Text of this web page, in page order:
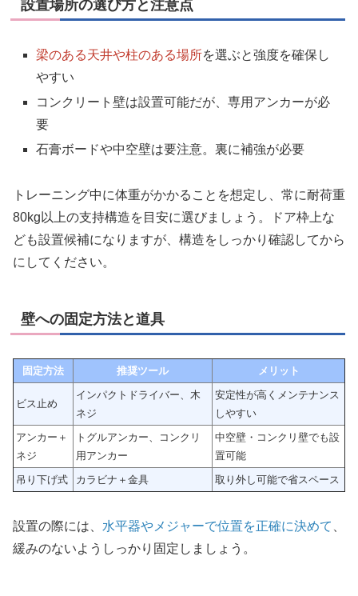
設置場所の選び方と注意点
梁のある天井や柱のある場所を選ぶと強度を確保し
やすい
コンクリート壁は設置可能だが、専用アンカーが必
要
石膏ボードや中空壁は要注意。裏に補強が必要
トレーニング中に体重がかかることを想定し、常に耐荷重
80kg以上の支持構造を目安に選びましょう。ドア枠上な
ども設置候補になりますが、構造をしっかり確認してから
にしてください。
壁への固定方法と道具
固定方法 推奨ツール メリット
ビス止め
インパクトドライバー、木
ネジ
安定性が高くメンテナンス
しやすい
アンカー＋
ネジ
トグルアンカー、コンクリ
用アンカー
中空壁・コンクリ壁でも設
置可能
吊り下げ式
カラビナ＋金具 取り外し可能で省スペース
設置の際には、 水平器やメジャーで位置を正確に決めて
緩みのないようしっかり固定しましょう。